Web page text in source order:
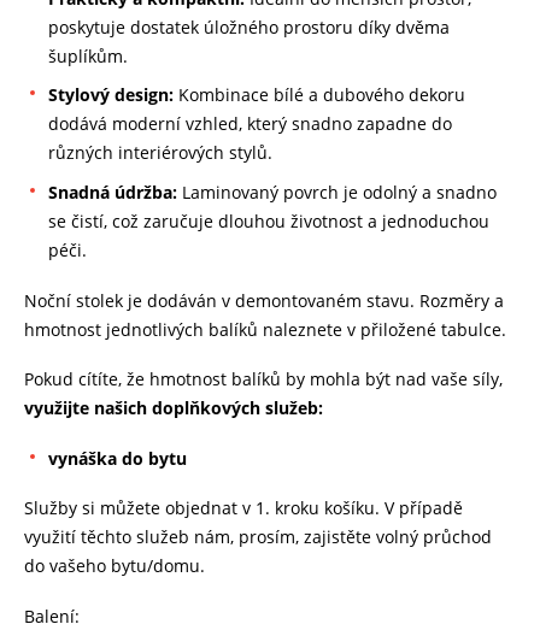
poskytuje dostatek úložného prostoru díky dvěma
šuplíkům.
Stylový design: Kombinace bílé a dubového dekoru
dodává moderní vzhled, který snadno zapadne do
různých interiérových stylů.
Snadná údržba: Laminovaný povrch je odolný a snadno
se čistí, což zaručuje dlouhou životnost a jednoduchou
péči.
Noční stolek je dodáván v demontovaném stavu. Rozměry a
hmotnost jednotlivých balíků naleznete v přiložené tabulce.
Pokud cítíte, že hmotnost balíků by mohla být nad vaše síly,
využijte našich doplňkových služeb:
vynáška do bytu
Služby si můžete objednat v 1. kroku košíku. V případě
využití těchto služeb nám, prosím, zajistěte volný průchod
do vašeho bytu/domu.
Balení: